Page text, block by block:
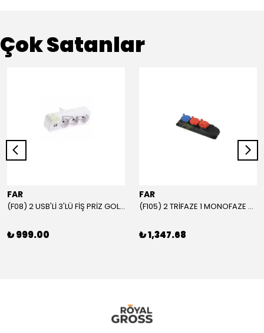
Çok Satanlar
FAR
(F08) 2 USB'Lİ 3'LÜ FİŞ PRİZ GOLYAT
₺ 999.00
FAR
(F105) 2 TRİFAZE 1 MONOFAZE GRUP PRİZ
₺ 1,347.68